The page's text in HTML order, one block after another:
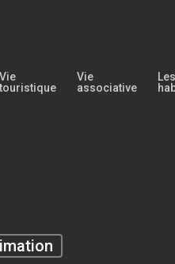
Vie
Vie
associative
Les